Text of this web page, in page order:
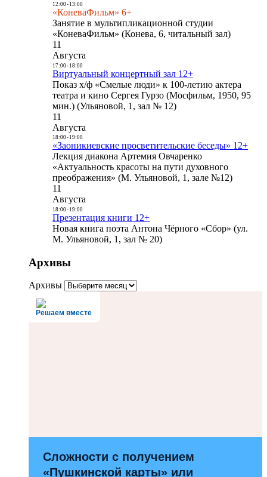
12:00- 13:00
«КоневаФильм» 6+
Занятие в мультипликационной студии
«КоневаФильм» (Конева, 6, читальный зал)
11
Августа
17:00- 18:00
Виртуальный концертный зал 12+
Показ х/ф «Смелые люди» к 100-летию актера
театра и кино Сергея Гурзо (Мосфильм, 1950, 95
мин.) (Ульяновой, 1, зал № 12)
11
Августа
18:00- 19:00
«Заоникиевские просветительские беседы» 12+
Лекция диакона Артемия Овчаренко
«Актуальность красоты на пути духовного
преображения» (М. Ульяновой, 1, зале №12)
11
Августа
18:00- 19:00
Презентация книги 12+
Новая книга поэта Антона Чёрного «Сбор» (ул.
М. Ульяновой, 1, зал № 20)
Архивы
Архивы
Решаем вместе
Сложности с получением
«Пушкинской карты» или